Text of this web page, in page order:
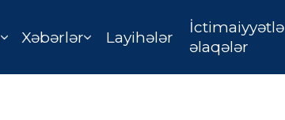
Xəbərlər Layihələr
İctimaiyyətlə
əlaqələr